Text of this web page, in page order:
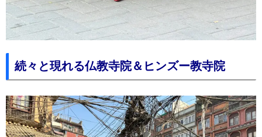
続々と現れる仏教寺院＆ヒンズー教寺院